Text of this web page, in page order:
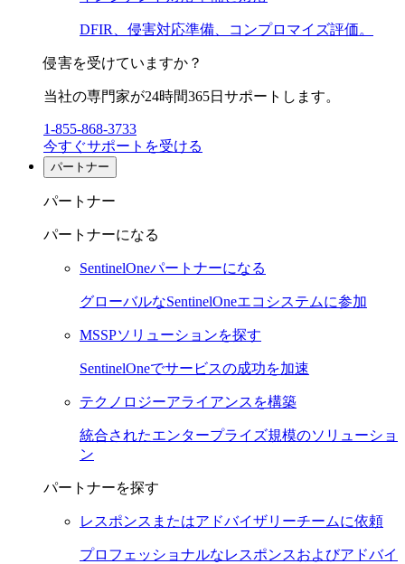
DFIR、侵害対応準備、コンプロマイズ評価。
侵害を受けていますか？
当社の専門家が24時間365日サポートします。
1-855-868-3733
今すぐサポートを受ける
パートナー
パートナー
パートナーになる
SentinelOneパートナーになる
グローバルなSentinelOneエコシステムに参加
MSSPソリューションを探す
SentinelOneでサービスの成功を加速
テクノロジーアライアンスを構築
統合されたエンタープライズ規模のソリューショ
ン
パートナーを探す
レスポンスまたはアドバイザリーチームに依頼
プロフェッショナルなレスポンスおよびアドバイ